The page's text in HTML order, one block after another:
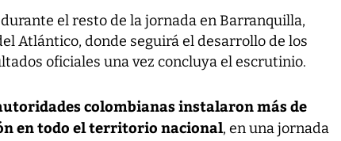
el resto de la jornada en Barranquilla,
Atlántico, donde seguirá el desarrollo de los
oficiales una vez concluya el escrutinio.
colombianas instalaron más de
en todo el territorio nacional, en una jornada